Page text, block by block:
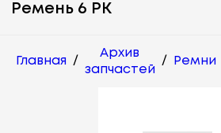
Ремень 6 PK
Главная /
Архив
запчастей
/ Ремни